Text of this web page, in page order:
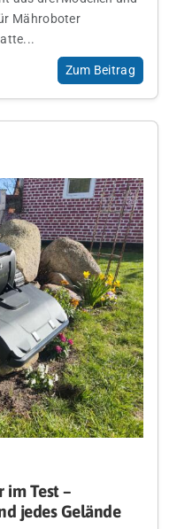
Mähroboter
Zum Beitrag
im Test –
jedes Gelände